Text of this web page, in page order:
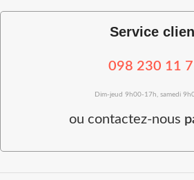
Service
098 230 11
Dim-jeud 9h00-17h, samedi
ou contactez-nous